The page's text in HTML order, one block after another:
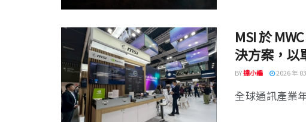
MSI 於
決方案，以
BY達小編 2026 年
全球通訊產業